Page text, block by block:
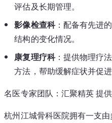
评估及长期管理。
影像检查科：配备有先进
结构的变化情况。
康复理疗科：提供物理疗
方法，帮助缓解症状并促进
名医专家团队：汇聚精英 提
杭州江城骨科医院拥有一支